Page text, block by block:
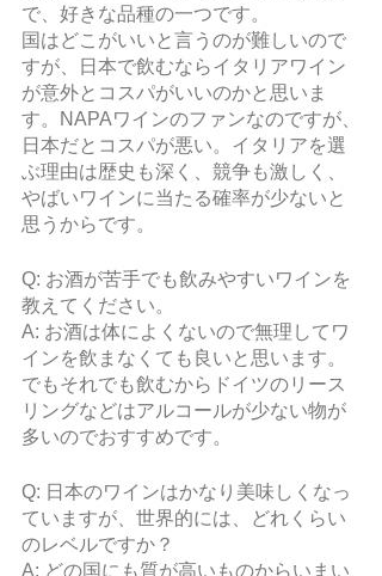
で、好きな品種の一つです。
国はどこがいいと言うのが難しいので
すが、日本で飲むならイタリアワイン
が意外とコスパがいいのかと思いま
す。NAPAワインのファンなのですが、
日本だとコスパが悪い。イタリアを選
ぶ理由は歴史も深く、競争も激しく、
やばいワインに当たる確率が少ないと
思うからです。
Q: お酒が苦手でも飲みやすいワインを
教えてください。
A: お酒は体によくないので無理してワ
インを飲まなくても良いと思います。
でもそれでも飲むからドイツのリース
リングなどはアルコールが少ない物が
多いのでおすすめです。
Q: 日本のワインはかなり美味しくなっ
ていますが、世界的には、どれくらい
のレベルですか？
A: どの国にも質が高いものからいまい